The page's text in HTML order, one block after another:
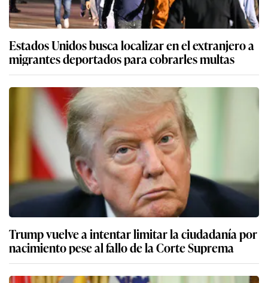
Estados Unidos busca localizar en el extranjero a
migrantes deportados para cobrarles multas
Trump vuelve a intentar limitar la ciudadanía por
nacimiento pese al fallo de la Corte Suprema